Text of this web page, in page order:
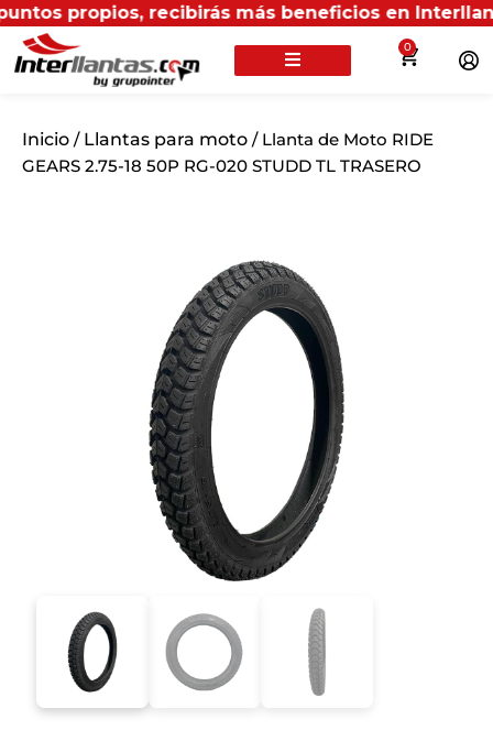
recibirás más beneficios en Interllantas.
0
Inicio / Llantas para moto / Llanta de Moto RIDE
GEARS 2.75-18 50P RG-020 STUDD TL TRASERO